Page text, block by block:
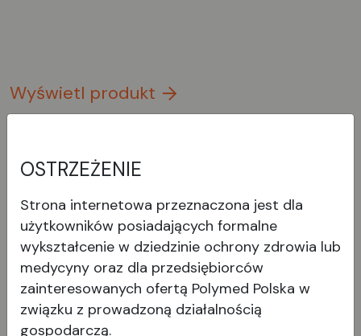
Wyświetl produkt
Jednorazowa pęseta
OSTRZEŻENIE
Strona internetowa przeznaczona jest dla
użytkowników posiadających formalne
wykształcenie w dziedzinie ochrony zdrowia lub
medycyny oraz dla przedsiębiorców
zainteresowanych ofertą Polymed Polska w
związku z prowadzoną działalnością
gospodarczą.